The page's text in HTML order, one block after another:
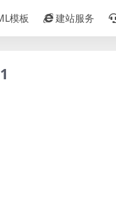
模板 建站服务